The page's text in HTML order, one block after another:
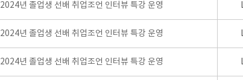
2024년 졸업생 선배 취업조언 인터뷰 특강 운영
2024년 졸업생 선배 취업조언 인터뷰 특강 운영
2024년 졸업생 선배 취업조언 인터뷰 특강 운영